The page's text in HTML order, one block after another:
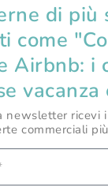
di più
come
Airbnb: i
vacanza
newsletter ricevi
commerciali